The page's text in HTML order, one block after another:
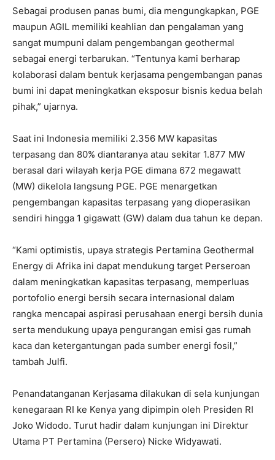
Sebagai produsen panas bumi, dia mengungkapkan, PGE
maupun AGIL memiliki keahlian dan pengalaman yang
sangat mumpuni dalam pengembangan geothermal
sebagai energi terbarukan. “Tentunya kami berharap
kolaborasi dalam bentuk kerjasama pengembangan panas
bumi ini dapat meningkatkan eksposur bisnis kedua belah
pihak,” ujarnya.
Saat ini Indonesia memiliki 2.356 MW kapasitas
terpasang dan 80% diantaranya atau sekitar 1.877 MW
berasal dari wilayah kerja PGE dimana 672 megawatt
(MW) dikelola langsung PGE. PGE menargetkan
pengembangan kapasitas terpasang yang dioperasikan
sendiri hingga 1 gigawatt (GW) dalam dua tahun ke depan.
“Kami optimistis, upaya strategis Pertamina Geothermal
Energy di Afrika ini dapat mendukung target Perseroan
dalam meningkatkan kapasitas terpasang, memperluas
portofolio energi bersih secara internasional dalam
rangka mencapai aspirasi perusahaan energi bersih dunia
serta mendukung upaya pengurangan emisi gas rumah
kaca dan ketergantungan pada sumber energi fosil,”
tambah Julfi.
Penandatanganan Kerjasama dilakukan di sela kunjungan
kenegaraan RI ke Kenya yang dipimpin oleh Presiden RI
Joko Widodo. Turut hadir dalam kunjungan ini Direktur
Utama PT Pertamina (Persero) Nicke Widyawati.